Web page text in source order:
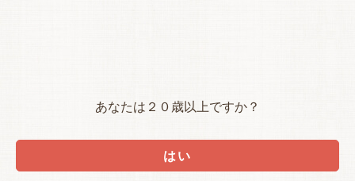
あなたは２０歳以上ですか？
はい